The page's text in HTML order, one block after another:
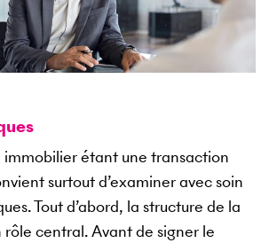
immobilier étant une transaction
surtout d’examiner avec soin
Tout d’abord, la structure de la
central. Avant de signer le